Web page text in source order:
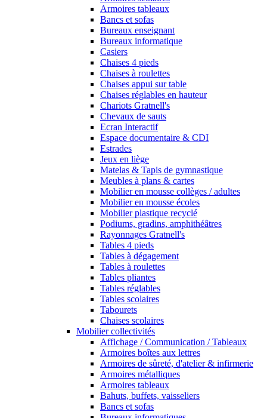
Armoires tableaux
Bancs et sofas
Bureaux enseignant
Bureaux informatique
Casiers
Chaises 4 pieds
Chaises à roulettes
Chaises appui sur table
Chaises réglables en hauteur
Chariots Gratnell's
Chevaux de sauts
Ecran Interactif
Espace documentaire & CDI
Estrades
Jeux en liège
Matelas & Tapis de gymnastique
Meubles à plans & cartes
Mobilier en mousse collèges / adultes
Mobilier en mousse écoles
Mobilier plastique recyclé
Podiums, gradins, amphithéâtres
Rayonnages Gratnell's
Tables 4 pieds
Tables à dégagement
Tables à roulettes
Tables pliantes
Tables réglables
Tables scolaires
Tabourets
Chaises scolaires
Mobilier collectivités
Affichage / Communication / Tableaux
Armoires boîtes aux lettres
Armoires de sûreté, d'atelier & infirmerie
Armoires métalliques
Armoires tableaux
Bahuts, buffets, vaisseliers
Bancs et sofas